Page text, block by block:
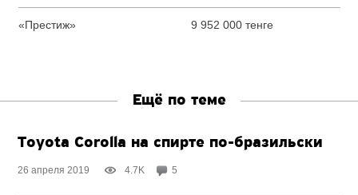
«Престиж» 9 952 000 тенге
Ещё по теме
Toyota Corolla на спирте по-бразильски
26 апреля 2019 4.7K 5